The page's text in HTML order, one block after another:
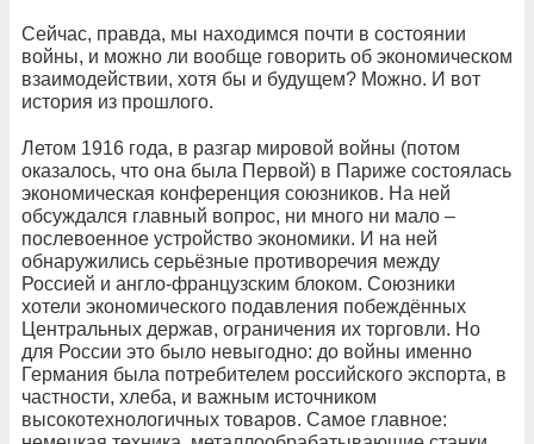
Сейчас, правда, мы находимся почти в состоянии
войны, и можно ли вообще говорить об экономическом
взаимодействии, хотя бы и будущем? Можно. И вот
история из прошлого.
Летом 1916 года, в разгар мировой войны (потом
оказалось, что она была Первой) в Париже состоялась
экономическая конференция союзников. На ней
обсуждался главный вопрос, ни много ни мало –
послевоенное устройство экономики. И на ней
обнаружились серьёзные противоречия между
Россией и англо-французским блоком. Союзники
хотели экономического подавления побеждённых
Центральных держав, ограничения их торговли. Но
для России это было невыгодно: до войны именно
Германия была потребителем российского экспорта, в
частности, хлеба, и важным источником
высокотехнологичных товаров. Самое главное: